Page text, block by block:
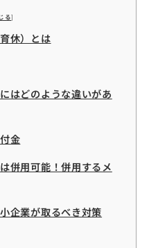
る]
休）とは
はどのような違いがあ
金
併用可能！併用するメ
企業が取るべき対策